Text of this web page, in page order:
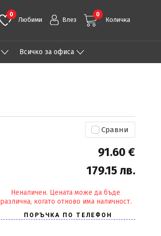
0
Любими Влез
0
Количка
Всичко за офиса
Сравни
91.60 €
179.15 лв.
Неналичен. Цената може да бъде
различна, когато отново има наличност.